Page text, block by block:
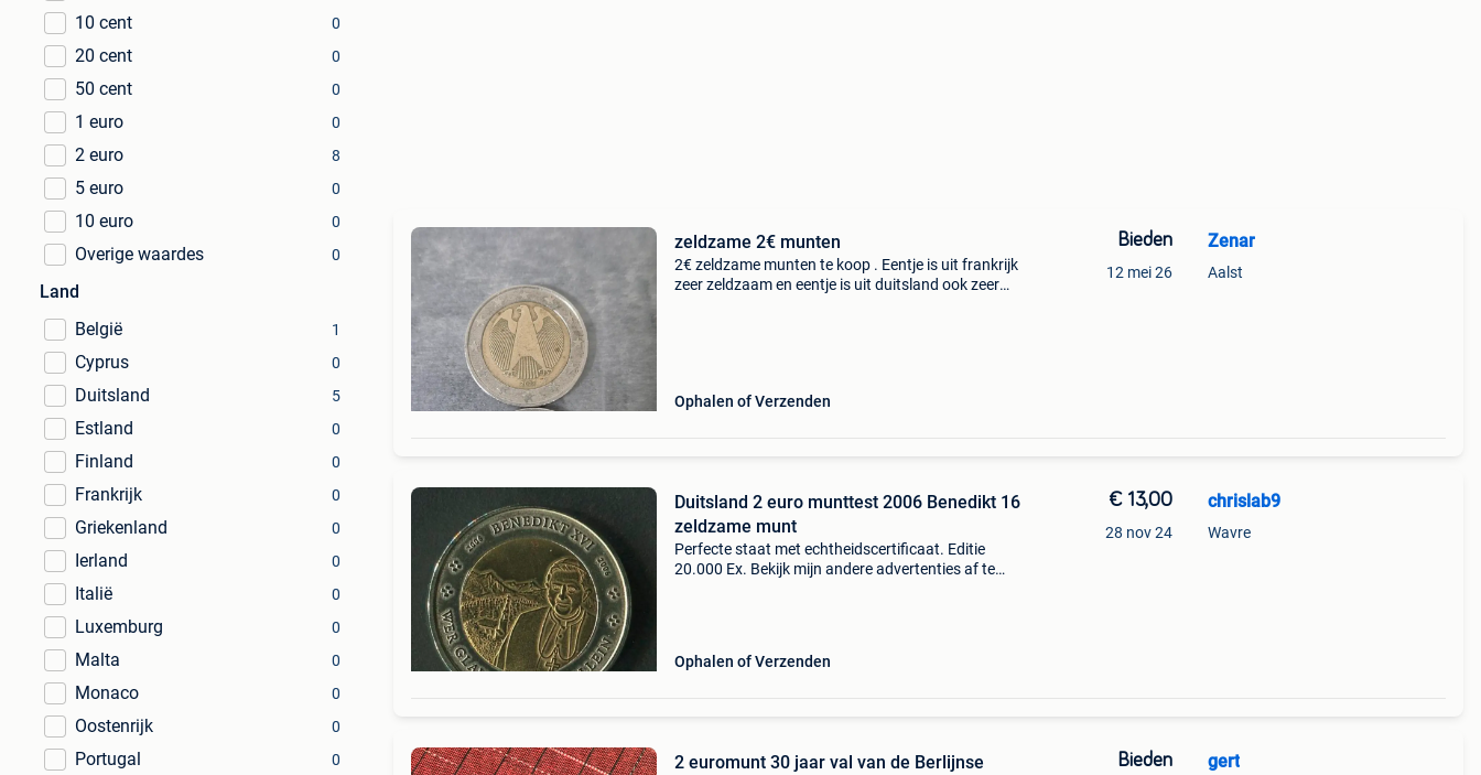
10 cent 0
20 cent 0
50 cent 0
1 euro 0
2 euro 8
5 euro 0
10 euro 0
Overige waardes 0
Land
België
1
Cyprus 0
Duitsland 5
Estland 0
Finland 0
Frankrijk 0
Griekenland 0
Ierland 0
Italië 0
Luxemburg 0
Malta 0
Monaco 0
Oostenrijk 0
Portugal 0
zeldzame 2€ munten
2€ zeldzame munten te koop . Eentje is uit frankrijk
zeer zeldzaam en eentje is uit duitsland ook zeer
Ophalen of Verzenden
Bieden
12 mei 26
Zenar
Aalst
Duitsland 2 euro munttest 2006 Benedikt 16
zeldzame munt
Perfecte staat met echtheidscertificaat. Editie
20.000 Ex. Bekijk mijn andere advertenties af te
Ophalen of Verzenden
€ 13,00
28 nov 24
chrislab9
Wavre
2 euromunt 30 jaar val van de Berlijnse
Bieden gert